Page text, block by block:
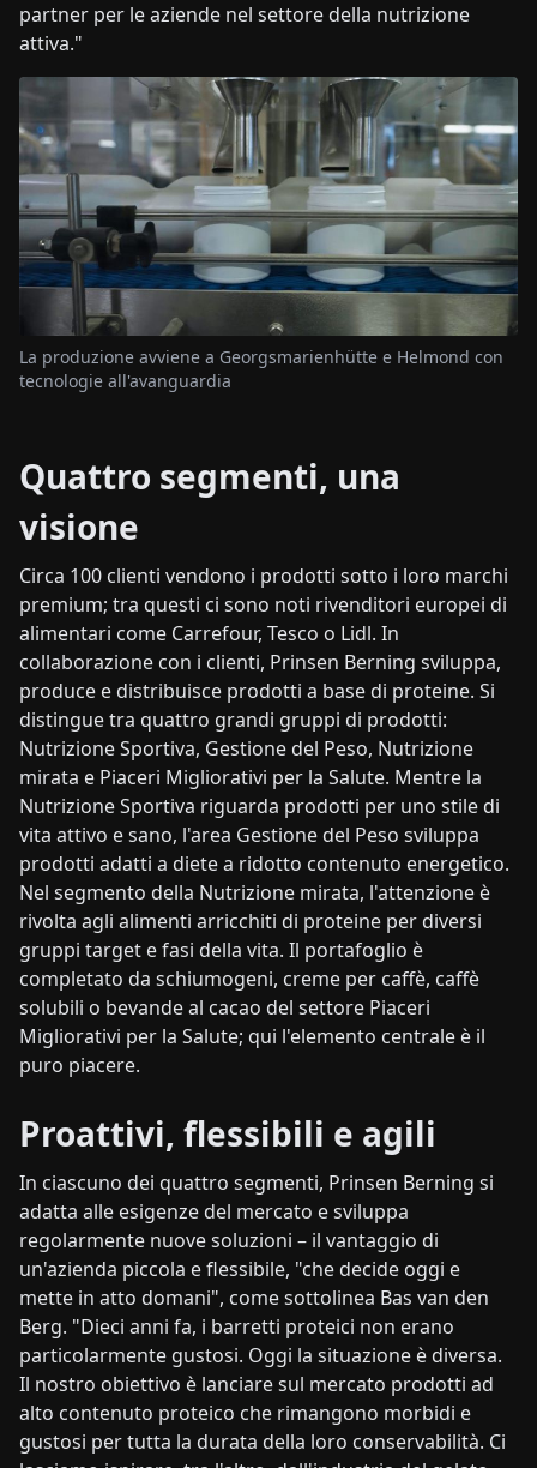
partner per le aziende nel settore della nutrizione
attiva."
La produzione avviene a Georgsmarienhütte e Helmond con
tecnologie all'avanguardia
Quattro segmenti, una
visione
Circa 100 clienti vendono i prodotti sotto i loro marchi
premium; tra questi ci sono noti rivenditori europei di
alimentari come Carrefour, Tesco o Lidl. In
collaborazione con i clienti, Prinsen Berning sviluppa,
produce e distribuisce prodotti a base di proteine. Si
distingue tra quattro grandi gruppi di prodotti:
Nutrizione Sportiva, Gestione del Peso, Nutrizione
mirata e Piaceri Migliorativi per la Salute. Mentre la
Nutrizione Sportiva riguarda prodotti per uno stile di
vita attivo e sano, l'area Gestione del Peso sviluppa
prodotti adatti a diete a ridotto contenuto energetico.
Nel segmento della Nutrizione mirata, l'attenzione è
rivolta agli alimenti arricchiti di proteine per diversi
gruppi target e fasi della vita. Il portafoglio è
completato da schiumogeni, creme per caffè, caffè
solubili o bevande al cacao del settore Piaceri
Migliorativi per la Salute; qui l'elemento centrale è il
puro piacere.
Proattivi, flessibili e agili
In ciascuno dei quattro segmenti, Prinsen Berning si
adatta alle esigenze del mercato e sviluppa
regolarmente nuove soluzioni – il vantaggio di
un'azienda piccola e flessibile, "che decide oggi e
mette in atto domani", come sottolinea Bas van den
Berg. "Dieci anni fa, i barretti proteici non erano
particolarmente gustosi. Oggi la situazione è diversa.
Il nostro obiettivo è lanciare sul mercato prodotti ad
alto contenuto proteico che rimangono morbidi e
gustosi per tutta la durata della loro conservabilità. Ci